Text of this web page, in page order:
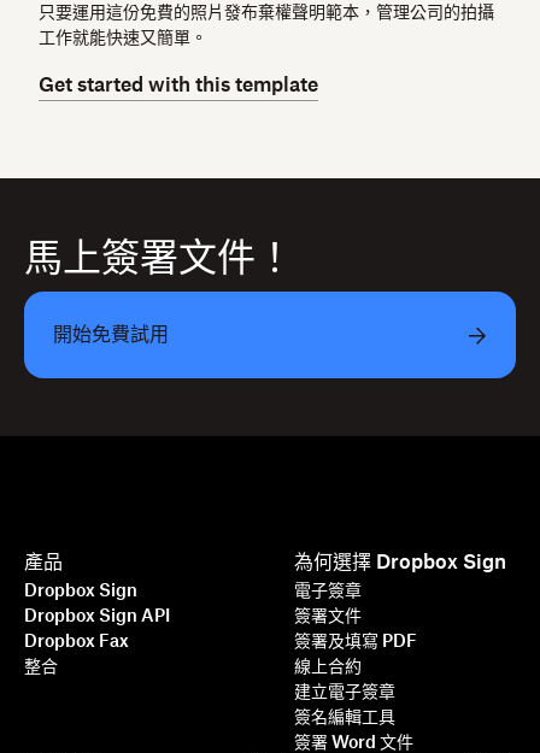
只要運用這份免費的照片發布棄權聲明範本，管理公司的拍攝
工作就能快速又簡單。
Get started with this template
馬上簽署文件！
開始免費試用
產品
Dropbox Sign
Dropbox Sign API
Dropbox Fax
整合
為何選擇 Dropbox Sign
電子簽章
簽署文件
簽署及填寫 PDF
線上合約
建立電子簽章
簽名編輯工具
簽署 Word 文件